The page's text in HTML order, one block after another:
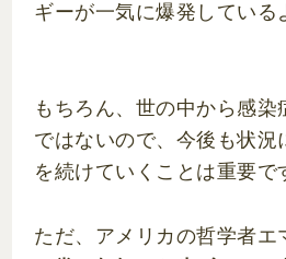
ギーが一気に爆発している
もちろん、世の中から感染
ではないので、今後も状況
を続けていくことは重要で
ただ、アメリカの哲学者エ